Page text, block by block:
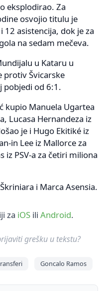
eksplodirao. Za
osvojio titulu je
12 asistencija, dok je za
na sedam mečeva.
u Kataru u
protiv Švicarske
pobjedi od 6:1.
kupio Manuela Ugartea
Lucasa Hernandeza iz
je i Hugo Ekitiké iz
in Lee iz Mallorce za
iz PSV-a za četiri miliona
i Marca Asensia.
za iOS ili Android.
grešku u tekstu?
Goncalo Ramos